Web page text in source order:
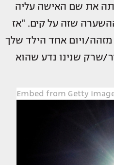
את שם האישה עליה
שזה על קים. "אז
ויום אחד הילד שלך
שרק שנינו נדע שהוא
Embed from Getty